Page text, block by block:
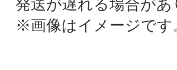
発送が遅れる場合があ
※画像はイメージです